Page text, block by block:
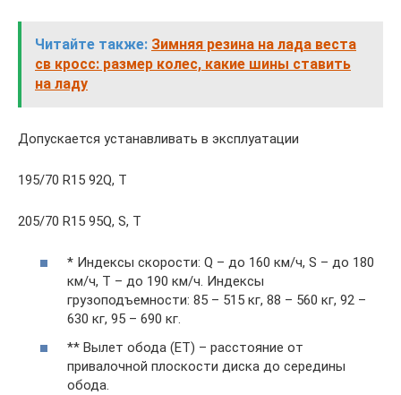
Читайте также: Зимняя резина на лада веста
св кросс: размер колес, какие шины ставить
на ладу
Допускается устанавливать в эксплуатации
195/70 R15 92Q, T
205/70 R15 95Q, S, T
* Индексы скорости: Q – до 160 км/ч, S – до 180
км/ч, Т – до 190 км/ч. Индексы
грузоподъемности: 85 – 515 кг, 88 – 560 кг, 92 –
630 кг, 95 – 690 кг.
** Вылет обода (ЕТ) – расстояние от
привалочной плоскости диска до середины
обода.